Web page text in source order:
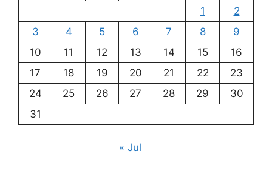
1
2
3
4 5 6 7 8
9
10
11 12 13 14 15
16
17
18 19 20 21 22
23
24
25 26 27 28 29
30
31
« Jul